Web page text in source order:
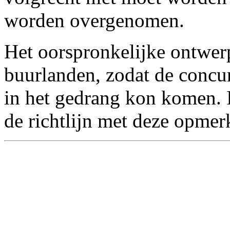
worden overgenomen.
Het oorspronkelijke
buurlanden, zodat de
in het gedrang kon
de richtlijn met deze